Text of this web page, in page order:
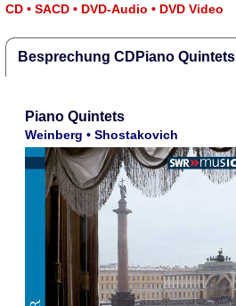
CD • SACD • DVD-Audio • DVD Video
Besprechung CDPiano Quintets
Piano Quintets
Weinberg • Shostakovich